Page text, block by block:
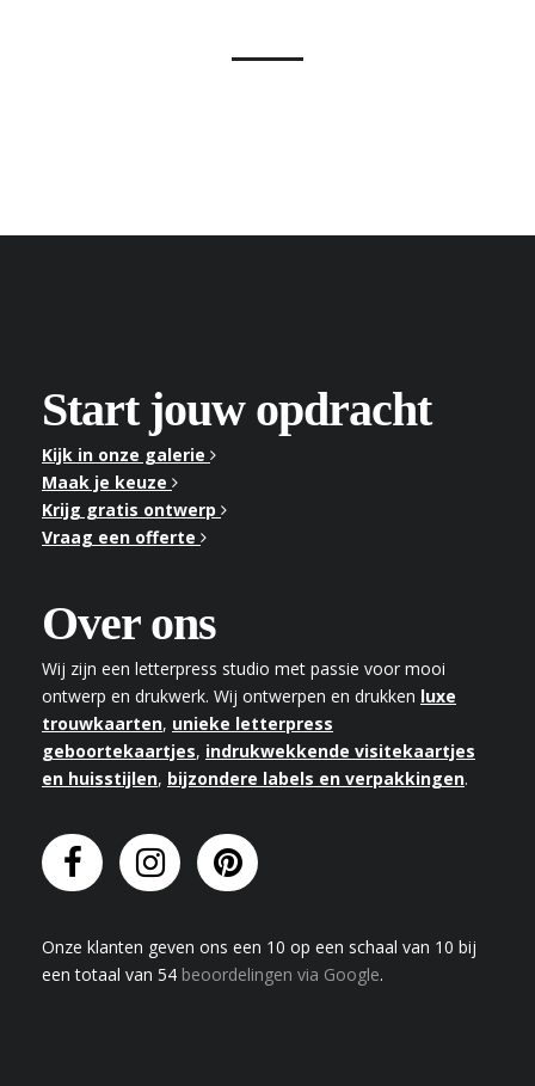
Start jouw opdracht
Kijk in onze galerie
Maak je keuze
Krijg gratis ontwerp
Vraag een offerte
Over ons
Wij zijn een letterpress studio met passie voor mooi
ontwerp en drukwerk. Wij ontwerpen en drukken luxe
trouwkaarten, unieke letterpress
geboortekaartjes, indrukwekkende visitekaartjes
en huisstijlen, bijzondere labels en verpakkingen.
Onze klanten geven ons een 10 op een schaal van 10 bij
een totaal van 54 beoordelingen via Google.